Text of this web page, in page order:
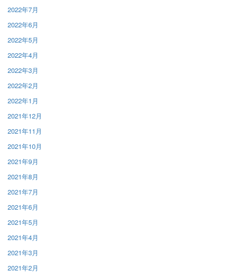
2022年7月
2022年6月
2022年5月
2022年4月
2022年3月
2022年2月
2022年1月
2021年12月
2021年11月
2021年10月
2021年9月
2021年8月
2021年7月
2021年6月
2021年5月
2021年4月
2021年3月
2021年2月